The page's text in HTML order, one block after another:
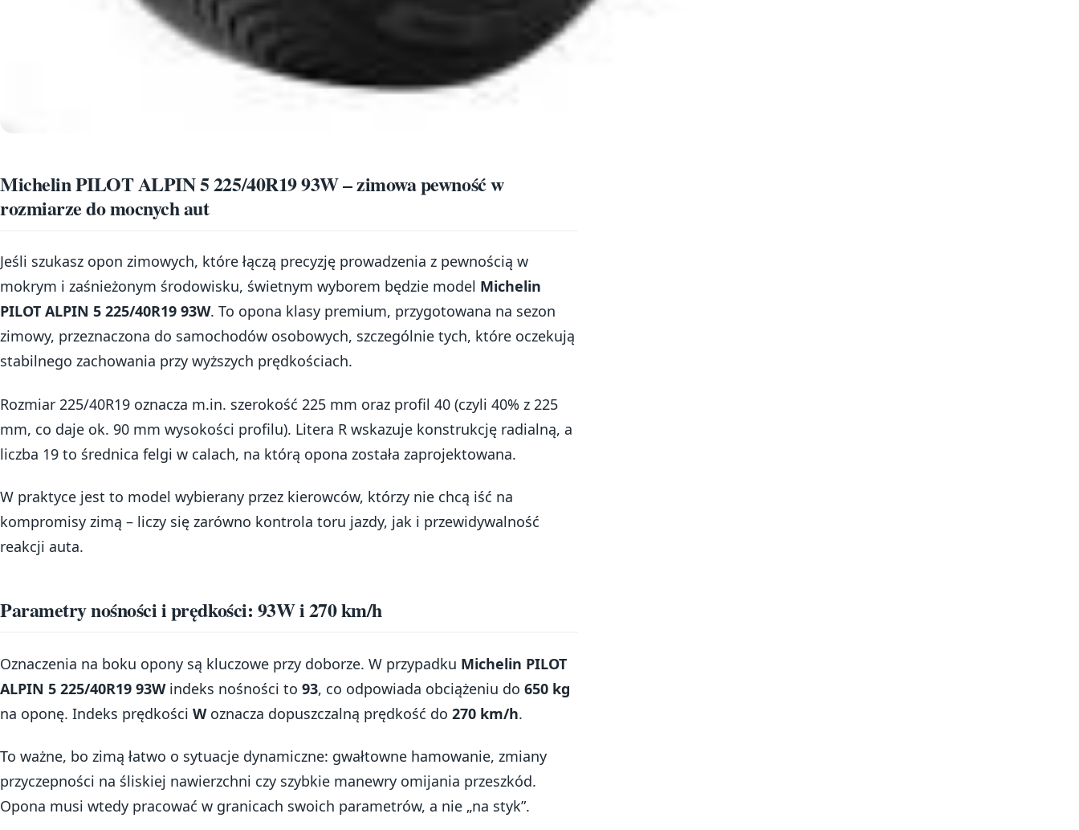
Michelin PILOT ALPIN 5 225/40R19 93W – zimowa pewność w
rozmiarze do mocnych aut
Jeśli szukasz opon zimowych, które łączą precyzję prowadzenia z pewnością w
mokrym i zaśnieżonym środowisku, świetnym wyborem będzie model Michelin
PILOT ALPIN 5 225/40R19 93W. To opona klasy premium, przygotowana na sezon
zimowy, przeznaczona do samochodów osobowych, szczególnie tych, które oczekują
stabilnego zachowania przy wyższych prędkościach.
Rozmiar 225/40R19 oznacza m.in. szerokość 225 mm oraz profil 40 (czyli 40% z 225
mm, co daje ok. 90 mm wysokości profilu). Litera R wskazuje konstrukcję radialną, a
liczba 19 to średnica felgi w calach, na którą opona została zaprojektowana.
W praktyce jest to model wybierany przez kierowców, którzy nie chcą iść na
kompromisy zimą – liczy się zarówno kontrola toru jazdy, jak i przewidywalność
reakcji auta.
Parametry nośności i prędkości: 93W i 270 km/h
Oznaczenia na boku opony są kluczowe przy doborze. W przypadku Michelin PILOT
ALPIN 5 225/40R19 93Windeks nośności to 93, co odpowiada obciążeniu do 650 kg
na oponę. Indeks prędkości Woznacza dopuszczalną prędkość do 270 km/h.
To ważne, bo zimą łatwo o sytuacje dynamiczne: gwałtowne hamowanie, zmiany
przyczepności na śliskiej nawierzchni czy szybkie manewry omijania przeszkód.
Opona musi wtedy pracować w granicach swoich parametrów, a nie „na styk”.